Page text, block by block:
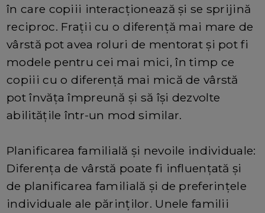
în care copiii interacționează și se sprijină
reciproc. Frații cu o diferență mai mare de
vârstă pot avea roluri de mentorat și pot fi
modele pentru cei mai mici, în timp ce
copiii cu o diferență mai mică de vârstă
pot învăța împreună și să își dezvolte
abilitățile într-un mod similar.
Planificarea familială și nevoile individuale:
Diferența de vârstă poate fi influențată și
de planificarea familială și de preferințele
individuale ale părinților. Unele familii